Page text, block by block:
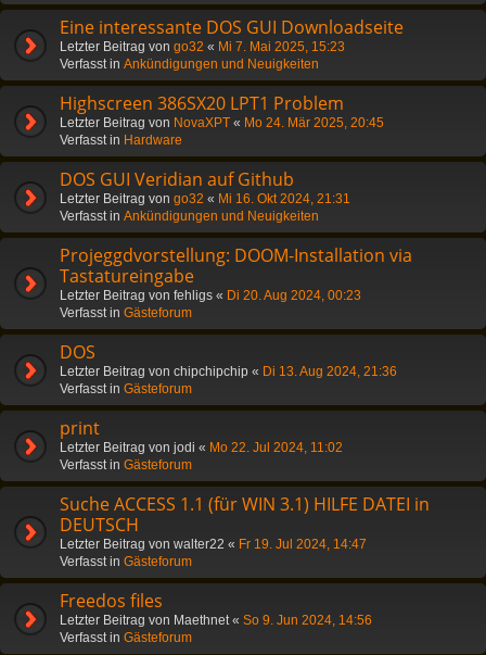
Eine interessante DOS GUI Downloadseite
Letzter Beitrag von go32 « Mi 7. Mai 2025, 15:23
Verfasst in Ankündigungen und Neuigkeiten
Highscreen 386SX20 LPT1 Problem
Letzter Beitrag von NovaXPT « Mo 24. Mär 2025, 20:45
Verfasst in Hardware
DOS GUI Veridian auf Github
Letzter Beitrag von go32 « Mi 16. Okt 2024, 21:31
Verfasst in Ankündigungen und Neuigkeiten
Projeggdvorstellung: DOOM-Installation via
Tastatureingabe
Letzter Beitrag von fehligs « Di 20. Aug 2024, 00:23
Verfasst in Gästeforum
DOS
Letzter Beitrag von chipchipchip « Di 13. Aug 2024, 21:36
Verfasst in Gästeforum
print
Letzter Beitrag von jodi « Mo 22. Jul 2024, 11:02
Verfasst in Gästeforum
Suche ACCESS 1.1 (für WIN 3.1) HILFE DATEI in
DEUTSCH
Letzter Beitrag von walter22 « Fr 19. Jul 2024, 14:47
Verfasst in Gästeforum
Freedos files
Letzter Beitrag von Maethnet« So 9. Jun 2024, 14:56
Verfasst in Gästeforum